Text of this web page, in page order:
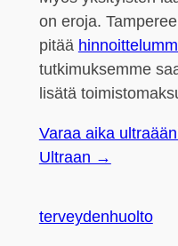
on eroja.
pitää
tutkimuksemme
lisätä
Varaa aika
Ultraan →
terveydenhuolto